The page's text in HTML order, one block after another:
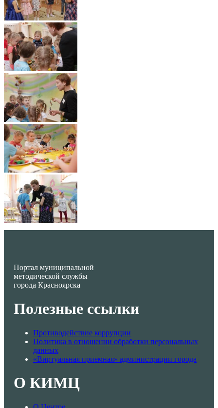
Портал муниципальной
методической службы
города Красноярска
Полезные ссылки
Противодействие коррупции
Политика в отношении обработки персональных
данных
«Виртуальная приемная» администрации города
О КИМЦ